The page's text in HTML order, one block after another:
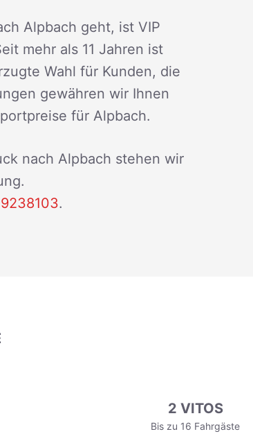
Alpbach geht, ist VIP
mehr als 11 Jahren ist
Wahl für Kunden, die
gewähren wir Ihnen
für Alpbach.
nach Alpbach stehen wir
.
2 VITOS
Bis zu 16 Fahrgäste